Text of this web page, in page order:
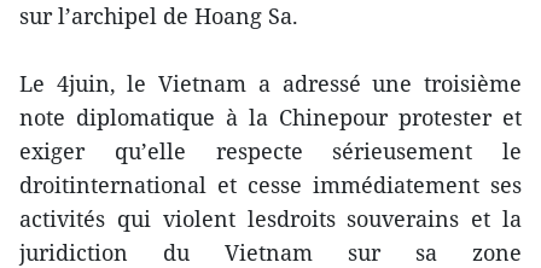
sur l’archipel de Hoang Sa.
Le 4juin, le Vietnam a adressé une troisième
note diplomatique à la Chinepour protester et
exiger qu’elle respecte sérieusement le
droitinternational et cesse immédiatement ses
activités qui violent lesdroits souverains et la
juridiction du Vietnam sur sa zone